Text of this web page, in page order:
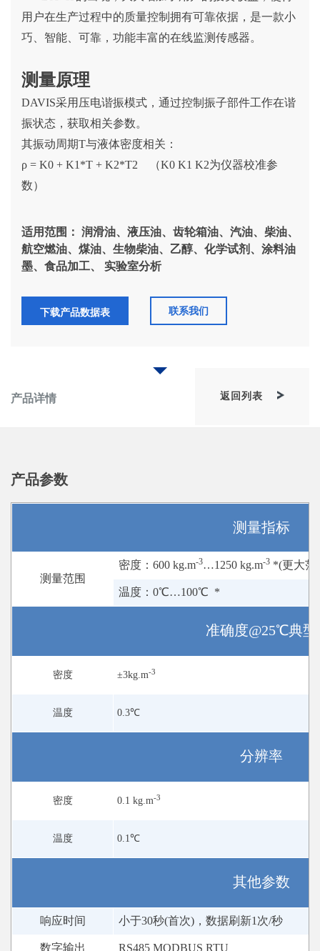
用户在生产过程中的质量控制拥有可靠依据，是一款小
巧、智能、可靠，功能丰富的在线监测传感器。
测量原理
DAVIS采用压电谐振模式，通过控制振子部件工作在谐
振状态，获取相关参数。
其振动周期T与液体密度相关：
ρ = K0 + K1*T + K2*T2 （K0 K1 K2为仪器校准参
数）
适用范围： 润滑油、液压油、齿轮箱油、汽油、柴油、
航空燃油、煤油、生物柴油、乙醇、化学试剂、涂料油
墨、食品加工、 实验室分析
下载产品数据表 联系我们
产品详情 返回列表
产品参数
测量指标
测量范围
密度：600 kg.m-3…1250 kg.m-3 *(更大范
温度：0℃…100℃ *
准确度@25℃典型
密度 ±3kg.m-3
温度 0.3℃
分辨率
密度 0.1 kg.m-3
温度 0.1℃
其他参数
响应时间 小于30秒(首次)，数据刷新1次/秒
数字输出 RS485 MODBUS RTU